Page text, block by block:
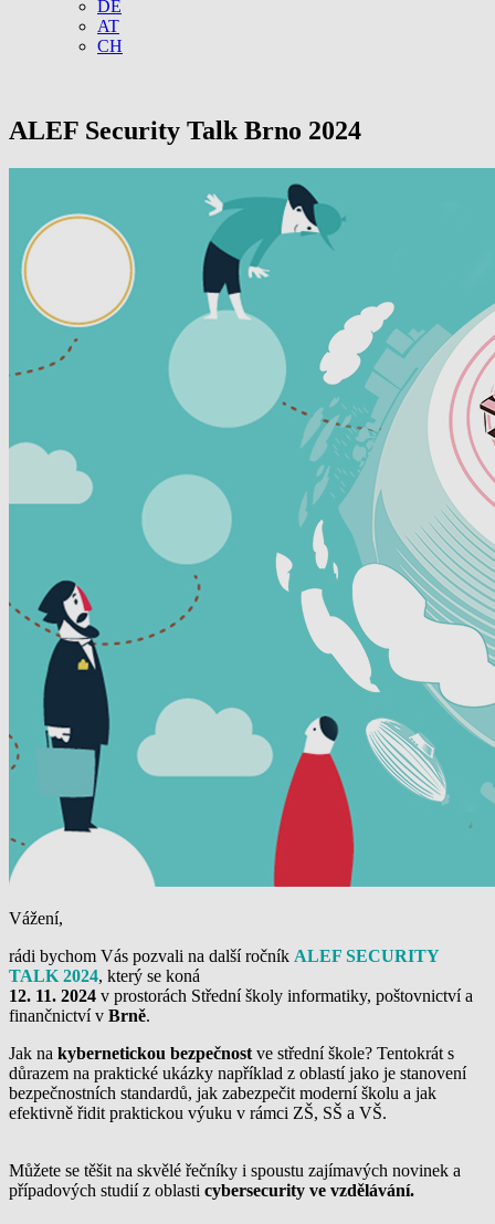
DE
AT
CH
ALEF Security Talk Brno 2024
Vážení,
rádi bychom Vás pozvali na další ročník ALEF SECURITY
TALK 2024, který se koná
12. 11. 2024 v prostorách Střední školy informatiky, poštovnictví a
finančnictví v Brně.
Jak na kybernetickou bezpečnost ve střední škole? Tentokrát s
důrazem na praktické ukázky například z oblastí jako je stanovení
bezpečnostních standardů, jak zabezpečit moderní školu a jak
efektivně řidit praktickou výuku v rámci ZŠ, SŠ a VŠ.
Můžete se těšit na skvělé řečníky i spoustu zajímavých novinek a
případových studií z oblasti cybersecurity ve vzdělávání.